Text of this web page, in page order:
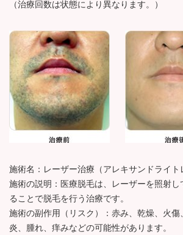
（治療回数は状態により異なります。）
施術名：レーザー治療（アレキサンドライト
施術の説明：医療脱毛は、レーザーを照射
ることで脱毛を行う治療です。
施術の副作用（リスク）：赤み、乾燥、火
炎、腫れ、痒みなどの可能性があります。